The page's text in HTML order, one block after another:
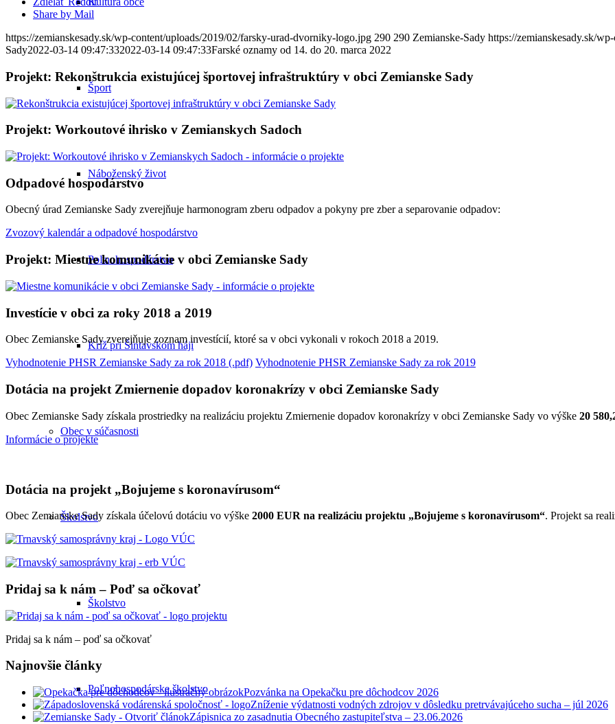
Šport
Náboženský život
Poľnohospodárstvo
Kríž pri Šintavskom háji
Obec v súčasnosti
Školstvo
Školstvo
Poľnohospodárske školstvo
Share by Mail
https://zemianskesady.sk/wp-content/uploads/2019/02/farsky-urad-dvorniky-logo.jpg 290 290 Zemianske-Sady https://zemianskesady.sk/
Sady2022-03-14 09:47:332022-03-14 09:47:33Farské oznamy od 14. do 20. marca 2022
Projekt: Rekonštrukcia existujúcej športovej infraštruktúry v obci Zemianske Sady
Projekt: Workoutové ihrisko v Zemianskych Sadoch
Odpadové hospodárstvo
Obecný úrad Zemianske Sady zverejňuje harmonogram zberu odpadov a pokyny pre zber a separovanie odpadov:
Zvozový kalendár a odpadové hospodárstvo
Projekt: Miestne komunikácie v obci Zemianske Sady
Investície v obci za roky 2018 a 2019
Obec Zemianske Sady zverejňuje zoznam investícií, ktoré sa v obci vykonali v rokoch 2018 a 2019.
Vyhodnotenie PHSR Zemianske Sady za rok 2018 (.pdf) Vyhodnotenie PHSR Zemianske Sady za rok 2019
Dotácia na projekt Zmiernenie dopadov koronakrízy v obci Zemianske Sady
Obec Zemianske Sady získala prostriedky na realizáciu projektu Zmiernenie dopadov koronakrízy v obci Zemianske Sady vo výške 20
Informácie o projekte
Dotácia na projekt „Bojujeme s koronavírusom“
Obec Zemianske Sady získala účelovú dotáciu vo výške 2000 EUR na realizáciu projektu „Bojujeme s koronavírusom“. Projekt sa
Pridaj sa k nám – Poď sa očkovať
Pridaj sa k nám – poď sa očkovať
Najnovšie články
Pozvánka na Opekačku pre dôchodcov 2026
Zníženie výdatnosti vodných zdrojov v dôsledku pretrvávajúceho sucha – júl 2026
Zápisnica zo zasadnutia Obecného zastupiteľstva – 23.06.2026